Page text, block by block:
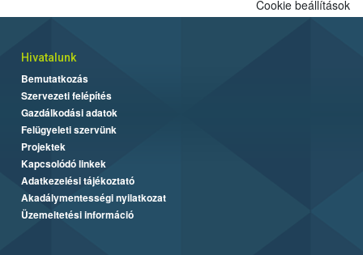
Cookie beállítások
Hivatalunk
Bemutatkozás
Szervezeti felépítés
Gazdálkodási adatok
Felügyeleti szervünk
Projektek
Kapcsolódó linkek
Adatkezelési tájékoztató
Akadálymentességi nyilatkozat
Üzemeltetési információ